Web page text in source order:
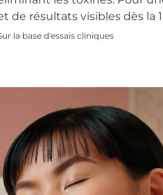
de résultats visibles dès la
la base d'essais cliniques